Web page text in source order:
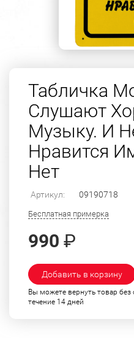
Табличка
Слушают
Музыку. И
Нравится
Нет
Артикул: 09190718
Бесплатная примерка
990 ₽
Добавить в корзину
Вы можете вернуть товар
течение 14 дней